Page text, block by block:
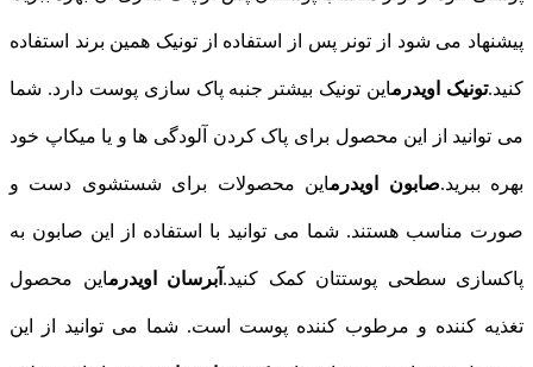
پیشنهاد می شود از تونر پس از استفاده از تونیک همین برند استفاده
کنید.تونیک اویدرماین تونیک بیشتر جنبه پاک سازی پوست دارد. شما
می توانید از این محصول برای پاک کردن آلودگی ها و یا میکاپ خود
بهره ببرید.صابون اویدرماین محصولات برای شستشوی دست و
صورت مناسب هستند. شما می توانید با استفاده از این صابون به
پاکسازی سطحی پوستتان کمک کنید. آبرسان اویدرماین محصول
تغذیه کننده و مرطوب کننده پوست است. شما می توانید از این